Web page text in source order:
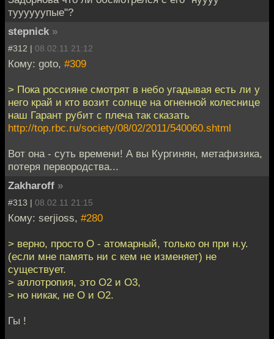
туууууупые"?
stepnick »
#312 | 08.02.11 21:12
Кому: goto, #309
> Пока россияне смотрят в небо угадывая есть ли у
него край и кто возит солнце на огненной колеснице
наш Гарант рубит с плеча так сказать
http://top.rbc.ru/society/08/02/2011/540060.shtml
Вот она - суть времени! А вы Кургинян, метафизика,
потеря первородства...
Zakharoff »
#313 | 08.02.11 21:15
Кому: serjioss, #280
> верно, просто О - атомарный, только он при н.у.
(если мне память ни с кем не изменяет) не
существует.
> аллотропия, это O2 и О3,
> но никак, не O и O2.
Гы !